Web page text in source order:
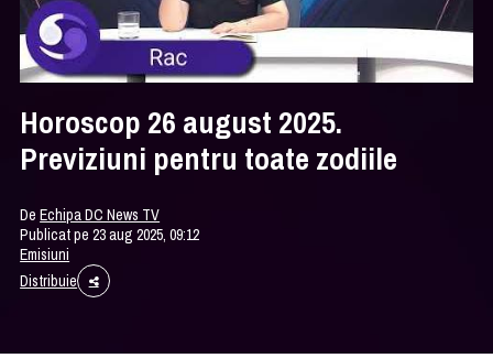
Horoscop 26 august 2025.
Previziuni pentru toate zodiile
DeEchipa DC News TV
Publicat pe 23 aug 2025, 09:12
Emisiuni
Distribuie